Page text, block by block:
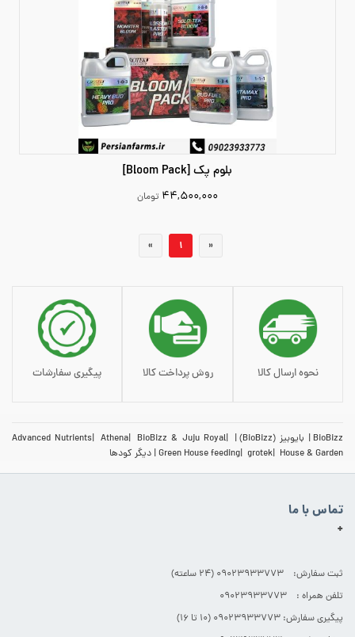
بلوم پک [Bloom Pack]
۴۴,۵۰۰,۰۰۰ تومان
افزودن به سبد خرید
«
1
»
نحوه ارسال کالا روش پرداخت کالا پیگیری سفارشات
BioBizz بایوبیز (BioBizz) Advanced Nutrients Athena
BioBizz & Juju Royal
Green House feeding grotek House & Garden دیگر کودها
تماس با ما
+
ثبت سفارش: 09023933773 (۲۴ ساعته)
تلفن همراه : 09023933773
پیگیری سفارش: 09023933773 (۱۰ تا ۱۶)